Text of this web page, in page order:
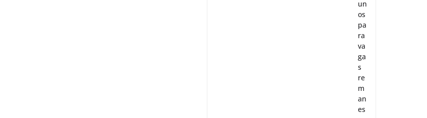
un
os
pa
ra
va
ga
s
re
m
an
es